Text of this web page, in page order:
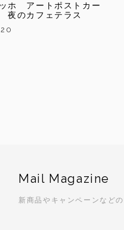
ホ アートポストカー
夜のカフェテラス
Mail Magazine
新商品やキャンペーンなど